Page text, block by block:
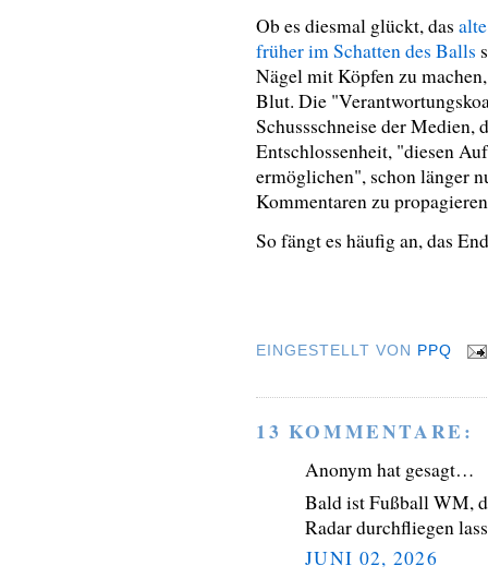
Ob es diesmal glückt, das
früher im Schatten des Balls
Nägel mit Köpfen zu
Blut. Die
Schussschneise der
Entschlossenheit, "diesen
ermöglichen", schon länger
Kommentaren zu
So fängt es häufig an, das
EINGESTELLT VON PPQ
13 KOMMENTARE:
Anonym hat gesagt…
Bald ist Fußball WM,
Radar durchfliegen
JUNI 02, 2026